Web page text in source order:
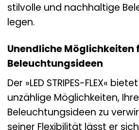
stilvolle und nachhaltige
legen.
Unendliche Möglichkeiten
Beleuchtungsideen
Der »LED STRIPES-FLEX«
unzählige Möglichkeiten, Ihre
Beleuchtungsideen zu
seiner Flexibilität lässt er